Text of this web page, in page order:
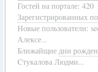
Гостей на портале: 420
Зарегистрированных
Новые пользователи:
Алексе...
Ближайщиедни
Cтукалова Людми...